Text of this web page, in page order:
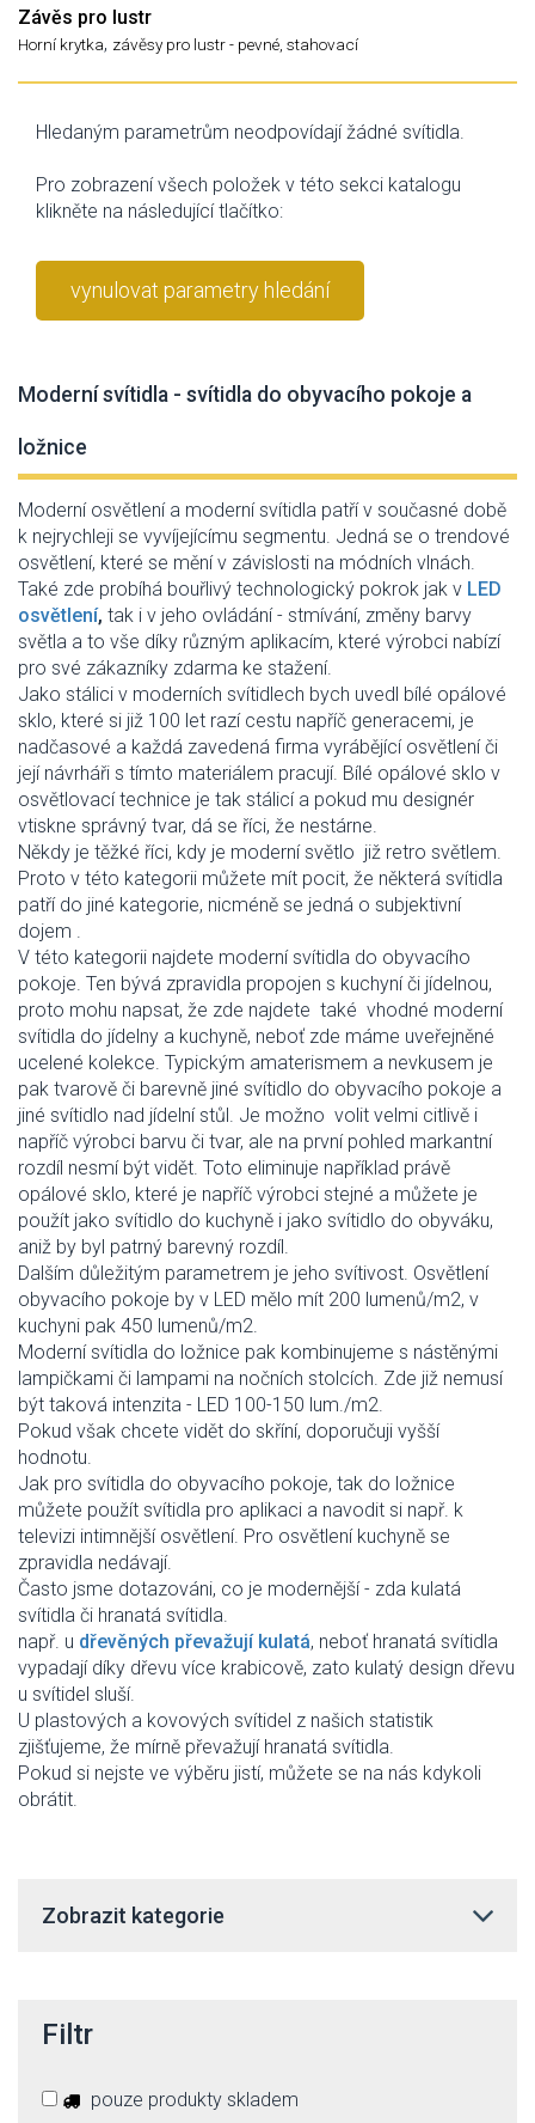
Závěs pro lustr
Horní krytka, závěsy pro lustr - pevné, stahovací
Hledaným parametrům neodpovídají žádné svítidla.
Pro zobrazení všech položek v této sekci katalogu
klikněte na následující tlačítko:
vynulovat parametry hledání
Moderní svítidla - svítidla do obyvacího pokoje a
ložnice
Moderní osvětlení a moderní svítidla patří v současné době
k nejrychleji se vyvíjejícímu segmentu. Jedná se o trendové
osvětlení, které se mění v závislosti na módních vlnách.
Také zde probíhá bouřlivý technologický pokrok jak v LED
osvětlení, tak i v jeho ovládání - stmívání, změny barvy
světla a to vše díky různým aplikacím, které výrobci nabízí
pro své zákazníky zdarma ke stažení.
Jako stálici v moderních svítidlech bych uvedl bílé opálové
sklo, které si již 100 let razí cestu napříč generacemi, je
nadčasové a každá zavedená firma vyrábějící osvětlení či
její návrháři s tímto materiálem pracují. Bílé opálové sklo v
osvětlovací technice je tak stálicí a pokud mu designér
vtiskne správný tvar, dá se říci, že nestárne.
Někdy je těžké říci, kdy je moderní světlo již retro světlem.
Proto v této kategorii můžete mít pocit, že některá svítidla
patří do jiné kategorie, nicméně se jedná o subjektivní
dojem .
V této kategorii najdete moderní svítidla do obyvacího
pokoje. Ten bývá zpravidla propojen s kuchyní či jídelnou,
proto mohu napsat, že zde najdete také vhodné moderní
svítidla do jídelny a kuchyně, neboť zde máme uveřejněné
ucelené kolekce. Typickým amaterismem a nevkusem je
pak tvarově či barevně jiné svítidlo do obyvacího pokoje a
jiné svítidlo nad jídelní stůl. Je možno volit velmi citlivě i
napříč výrobci barvu či tvar, ale na první pohled markantní
rozdíl nesmí být vidět. Toto eliminuje například právě
opálové sklo, které je napříč výrobci stejné a můžete je
použít jako svítidlo do kuchyně i jako svítidlo do obyváku,
aniž by byl patrný barevný rozdíl.
Dalším důležitým parametrem je jeho svítivost. Osvětlení
obyvacího pokoje by v LED mělo mít 200 lumenů/m2, v
kuchyni pak 450 lumenů/m2.
Moderní svítidla do ložnice pak kombinujeme s nástěnými
lampičkami či lampami na nočních stolcích. Zde již nemusí
být taková intenzita - LED 100-150 lum./m2.
Pokud však chcete vidět do skříní, doporučuji vyšší
hodnotu.
Jak pro svítidla do obyvacího pokoje, tak do ložnice
můžete použít svítidla pro aplikaci a navodit si např. k
televizi intimnější osvětlení. Pro osvětlení kuchyně se
zpravidla nedávají.
Často jsme dotazováni, co je modernější - zda kulatá
svítidla či hranatá svítidla.
např. u dřevěných převažují kulatá, neboť hranatá svítidla
vypadají díky dřevu více krabicově, zato kulatý design dřevu
u svítidel sluší.
U plastových a kovových svítidel z našich statistik
zjišťujeme, že mírně převažují hranatá svítidla.
Pokud si nejste ve výběru jistí, můžete se na nás kdykoli
obrátit.
Zobrazit kategorie
Filtr
pouze produkty skladem